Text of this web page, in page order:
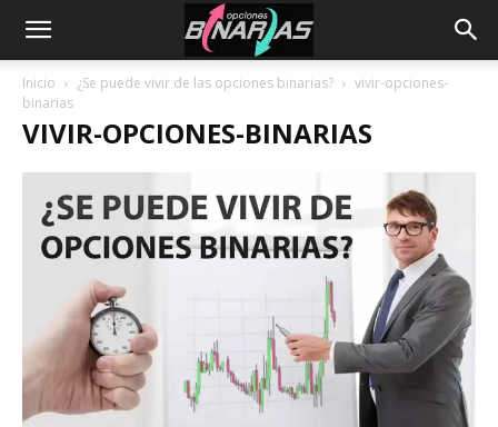
Inicio ¿Se puede vivir de las opciones binarias?
vivir-opciones-
binarias
VIVIR-OPCIONES-BINARIAS